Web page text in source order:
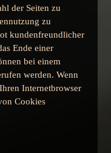
der Seiten zu
zu
kundenfreundlicher
Ende einer
bei einem
werden. Wenn
Internetbrowser
Cookies